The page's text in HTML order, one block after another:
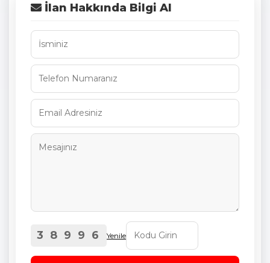
İlan Hakkında Bilgi Al
3 8 9 9 6 Yenile